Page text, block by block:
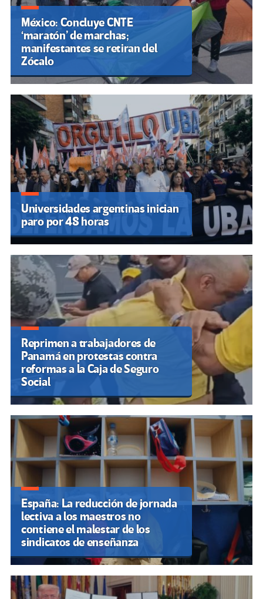
México: Concluye CNTE
‘maratón’ de marchas;
manifestantes se retiran del
Zócalo
Universidades argentinas inician
paro por 48 horas
Reprimen a trabajadores de
Panamá en protestas contra
reformas a la Caja de Seguro
Social
España: La reducción de jornada
lectiva a los maestros no
contiene el malestar de los
sindicatos de enseñanza